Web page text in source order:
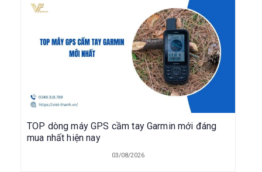
TOP dòng máy GPS cầm tay Garmin mới đáng
mua nhất hiện nay
03/08/2026